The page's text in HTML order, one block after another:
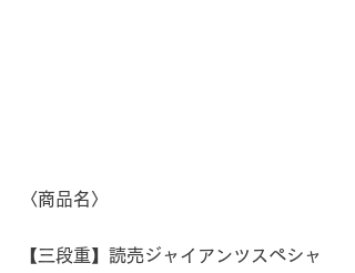
〈商品名〉
【三段重】読売ジャイアンツスペシャ